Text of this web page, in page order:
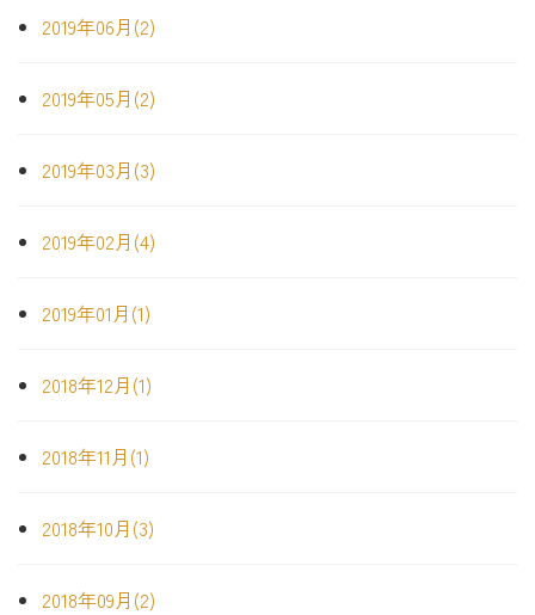
2019年06月(2)
2019年05月(2)
2019年03月(3)
2019年02月(4)
2019年01月(1)
2018年12月(1)
2018年11月(1)
2018年10月(3)
2018年09月(2)